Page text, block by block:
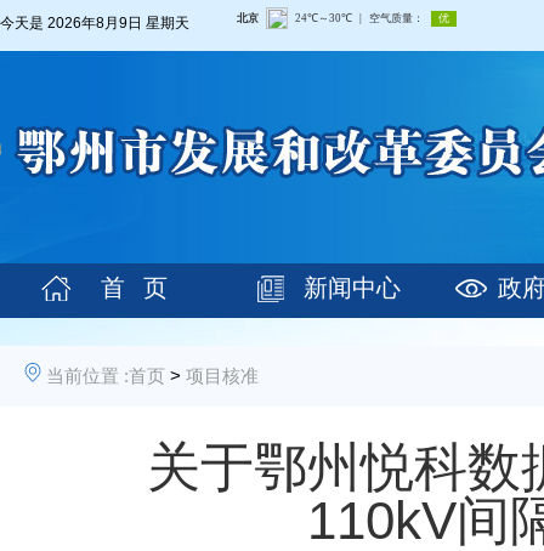
今天是 2026年8月9日 星期天
首 页 新闻中心 政
当前位置 :首页 > 项目核准
关于鄂州悦科数
110kV间